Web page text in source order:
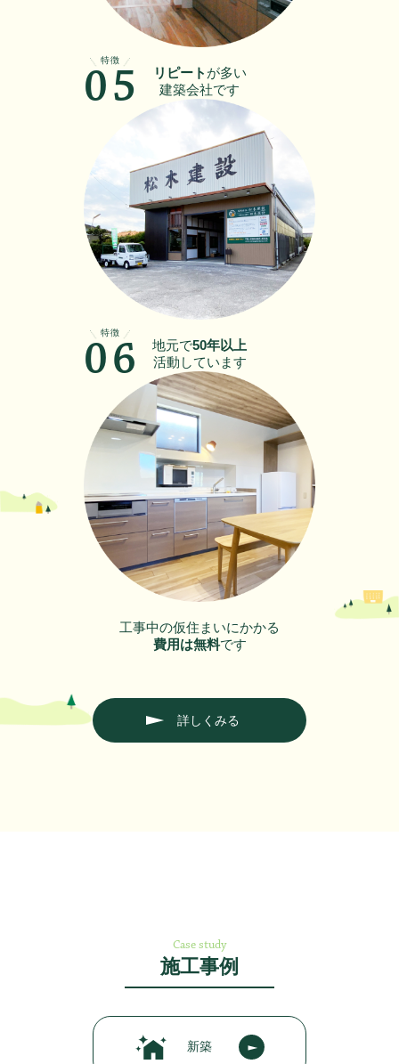
リピート が多い
建築会社です
特徴
05
地元で50年以上
活動しています
特徴
06
工事中の仮住まいにかかる
費用は無料です
詳しくみる
Case study
施工事例
新築